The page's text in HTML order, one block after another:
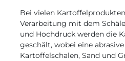
Bei vielen
Verarbeitung mit dem
und Hochdruck werden die
geschält, wobei eine
Kartoffelschalen, Sand und